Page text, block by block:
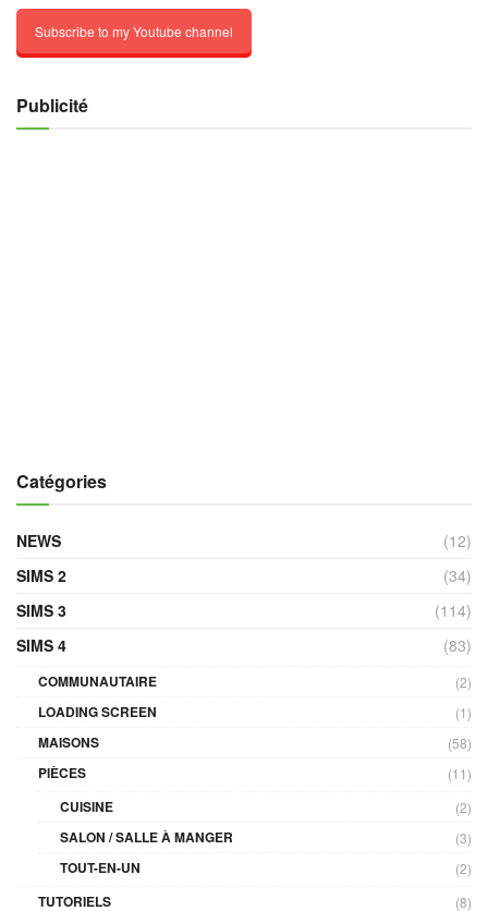
Subscribe to my Youtube channel
Publicité
Catégories
NEWS
(12)
SIMS 2
(34)
SIMS 3
(114)
SIMS 4
(83)
COMMUNAUTAIRE (2)
LOADING SCREEN (1)
MAISONS (58)
PIÈCES (11)
CUISINE (2)
SALON / SALLE À MANGER (3)
TOUT-EN-UN (2)
TUTORIELS (8)